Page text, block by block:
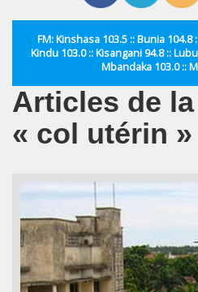
FM: Kinshasa 103.5 :: Bunia 104.8
Kindu 103.0 :: Kisangani 94.8 ::
Mbandaka 103.0 ::
Articles de
« col utérin »